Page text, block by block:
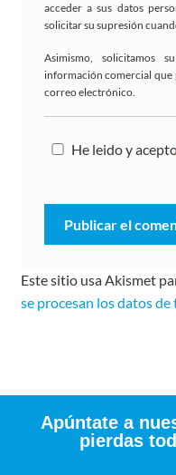
acceder a sus datos
solicitar su supresión
Asimismo, solicitamos
información comercial que
correo electrónico.
He leido y
Este sitio usa Akismet
se procesan los datos
Apúntate a
pierdas